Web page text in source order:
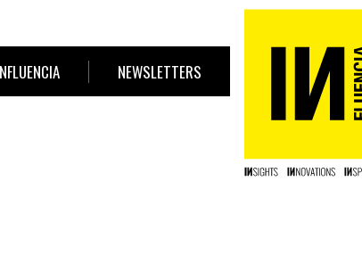
NEWSLETTERS